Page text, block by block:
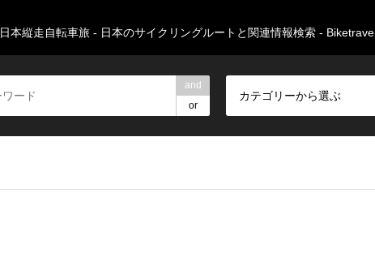
日本縦走自転車旅 - 日本のサイクリングルートと関連情報検索 -
and
or
カテゴリーから選ぶ